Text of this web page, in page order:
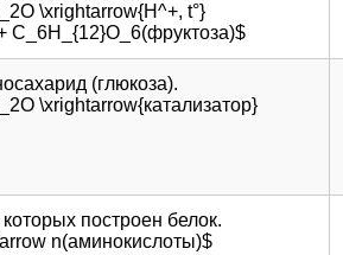
\xrightarrow{H^+, t°}
C_6H_{12}O_6(фруктоза)$
(глюкоза).
\xrightarrow{катализатор}
построен белок.
n(аминокислоты)$